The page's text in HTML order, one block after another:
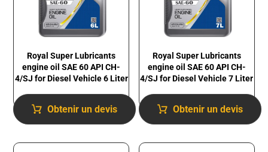
Royal Super Lubricants
engine oil SAE 60 API CH-
4/SJ for Diesel Vehicle 6 Liter
Obtenir un devis
Royal Super Lubricants
engine oil SAE 60 API CH-
4/SJ for Diesel Vehicle 7 Liter
Obtenir un devis